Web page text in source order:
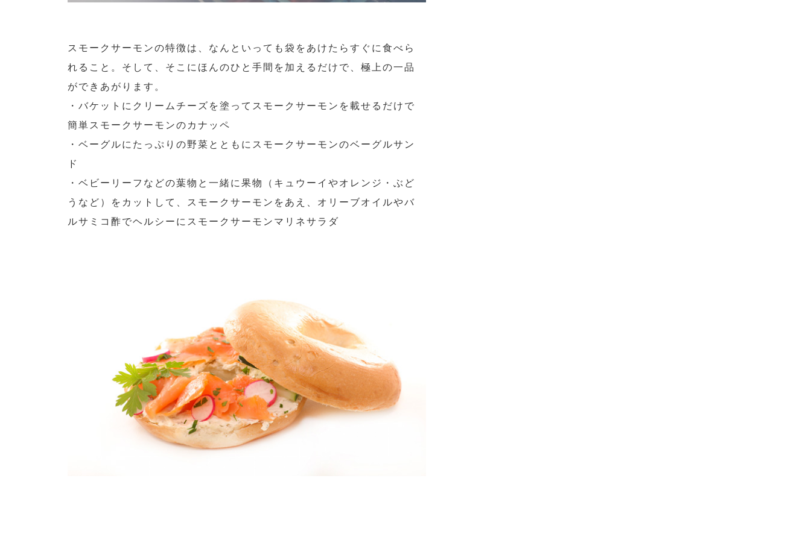
スモークサーモンの特徴は、なんといっても袋をあけたらすぐに食べら
れること。そして、そこにほんのひと手間を加えるだけで、極上の一品
ができあがります。
・バケットにクリームチーズを塗ってスモークサーモンを載せるだけで
簡単スモークサーモンのカナッペ
・ベーグルにたっぷりの野菜とともにスモークサーモンのベーグルサン
ド
・ベビーリーフなどの葉物と一緒に果物（キュウーイやオレンジ・ぶど
うなど）をカットして、スモークサーモンをあえ、オリーブオイルやバ
ルサミコ酢でヘルシーにスモークサーモンマリネサラダ